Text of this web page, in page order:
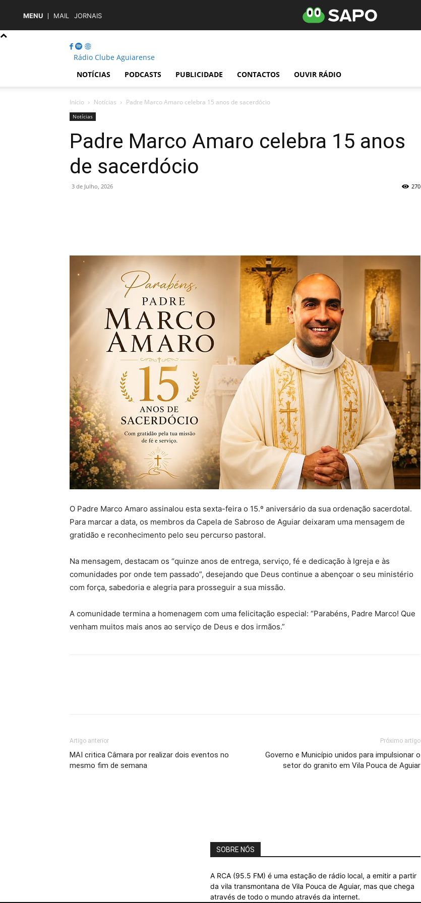
MENU MAIL JORNAIS
Rádio Clube Aguiarense
NOTÍCIAS
PODCASTS PUBLICIDADE CONTACTOS OUVIR RÁDIO
Início Notícias Padre Marco Amaro celebra 15 anos de sacerdócio
Notícias
Padre Marco Amaro celebra 15 anos
de sacerdócio
3 de Julho, 2026 270
O Padre Marco Amaro assinalou esta sexta-feira o 15.º aniversário da sua ordenação sacerdotal.
Para marcar a data, os membros da Capela de Sabroso de Aguiar deixaram uma mensagem de
gratidão e reconhecimento pelo seu percurso pastoral.
Na mensagem, destacam os “quinze anos de entrega, serviço, fé e dedicação à Igreja e às
comunidades por onde tem passado”, desejando que Deus continue a abençoar o seu ministério
com força, sabedoria e alegria para prosseguir a sua missão.
A comunidade termina a homenagem com uma felicitação especial: “Parabéns, Padre Marco! Que
venham muitos mais anos ao serviço de Deus e dos irmãos.”
Artigo anterior
MAI critica Câmara por realizar dois eventos no
mesmo fim de semana
Próximo artigo
Governo e Município unidos para impulsionar o
setor do granito em Vila Pouca de Aguiar
SOBRE NÓS
A RCA (95.5 FM) é uma estação de rádio local, a emitir a partir
da vila transmontana de Vila Pouca de Aguiar, mas que chega
através de todo o mundo através da internet.